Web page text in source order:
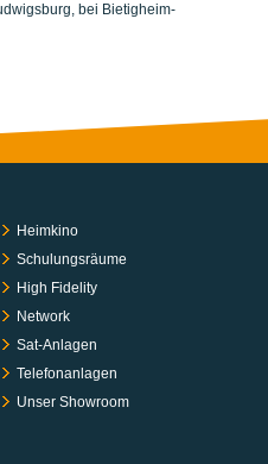
bei Bietigheim-
Heimkino
Schulungs­räume
High Fidelity
Network
Sat-Anlagen
Telefon­anlagen
Unser Showroom